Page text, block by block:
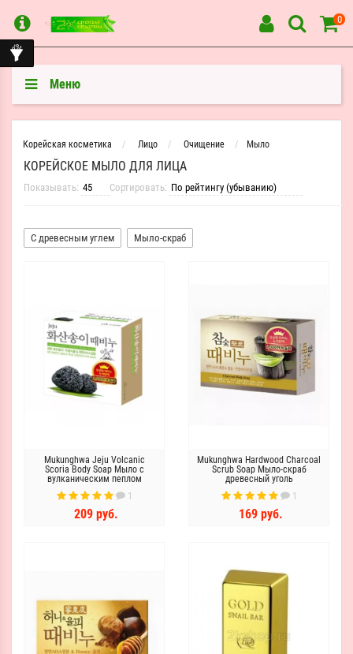
0
Меню
Корейская косметика Лицо Очищение Мыло
КОРЕЙСКОЕ МЫЛО ДЛЯ ЛИЦА
Показывать: Сортировать:
С древесным углем Мыло-скраб
Mukunghwa Jeju Volcanic
Scoria Body Soap Мыло с
вулканическим пеплом
1
209 руб.
Mukunghwa Hardwood Charcoal
Scrub Soap Мыло-скраб
древесный уголь
1
169 руб.